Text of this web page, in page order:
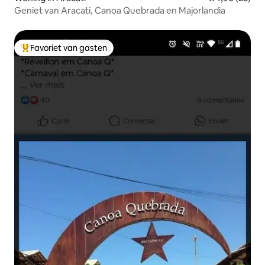
Geniet van Aracati, Canoa Quebrada en Majorlandia
Topfavoriet van gasten
Favoriet van gasten